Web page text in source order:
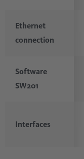
Ethernet
connection
Software
SW201
Interfaces